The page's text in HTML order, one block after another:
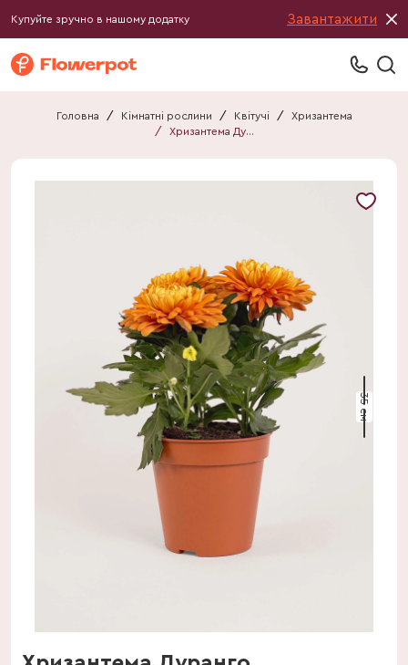
Купуйте зручно в нашому додатку Завантажити
Головна / Кімнатні рослини / Квітучі /
Хризантема
/
Хризантема Дуранго
35 см